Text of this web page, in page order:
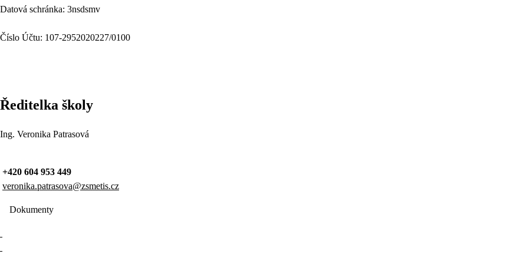
Datová schránka: 3nsdsmv
Číslo Účtu: 107-2952020227/0100
Ředitelka školy
Ing. Veronika Patrasová
+420 604 953 449
veronika.patrasova@zsmetis.cz
Dokumenty